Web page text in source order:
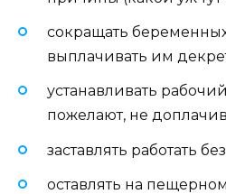
сокращать
выплачивать им
устанавливать
пожелают, не
заставлять работать
оставлять на